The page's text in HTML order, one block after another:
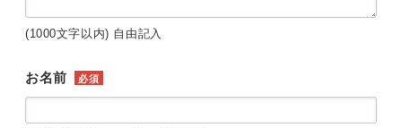
(1000文字以内) 自由記入
お名前 必須